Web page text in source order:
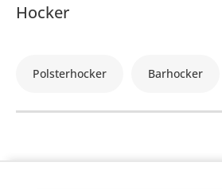
Hocker
Polsterhocker Barhocker